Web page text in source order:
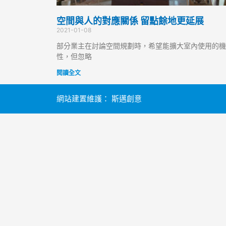
空間與人的對應關係 留點餘地更延展
2021-01-08
部分業主在討論空間規劃時，希望能擴大室內使用的
性，但忽略
閱讀全文
網站建置維護： 斯邁創意